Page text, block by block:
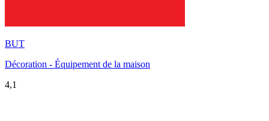
BUT
Décoration - Équipement de la maison
4,1